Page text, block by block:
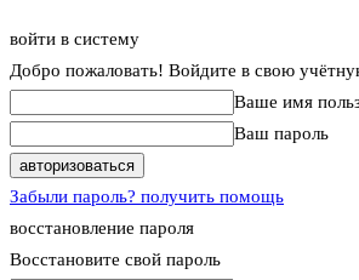
войти в систему
Добро пожаловать! Войдите в свою
Ваше имя
Ваш пароль
Забыли пароль? получить помощь
восстановление пароля
Восстановите свой пароль